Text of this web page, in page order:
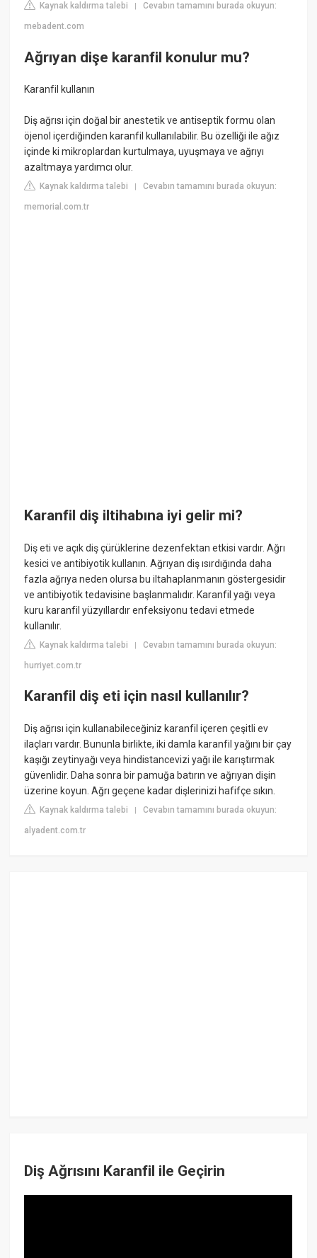
Kaynak kaldırma talebi |Cevabın tamamını burada okuyun:
mebadent.com
Ağrıyan dişe karanfil konulur mu?
Karanfil kullanın
Diş ağrısı için doğal bir anestetik ve antiseptik formu olan
öjenol içerdiğinden karanfil kullanılabilir. Bu özelliği ile ağız
içinde ki mikroplardan kurtulmaya, uyuşmaya ve ağrıyı
azaltmaya yardımcı olur.
Kaynak kaldırma talebi |Cevabın tamamını burada okuyun:
memorial.com.tr
Karanfil diş iltihabına iyi gelir mi?
Diş eti ve açık diş çürüklerine dezenfektan etkisi vardır. Ağrı
kesici ve antibiyotik kullanın. Ağrıyan diş ısırdığında daha
fazla ağrıya neden olursa bu iltahaplanmanın göstergesidir
ve antibiyotik tedavisine başlanmalıdır. Karanfil yağı veya
kuru karanfil yüzyıllardır enfeksiyonu tedavi etmede
kullanılır.
Kaynak kaldırma talebi |Cevabın tamamını burada okuyun:
hurriyet.com.tr
Karanfil diş eti için nasıl kullanılır?
Diş ağrısı için kullanabileceğiniz karanfil içeren çeşitli ev
ilaçları vardır. Bununla birlikte, iki damla karanfil yağını bir çay
kaşığı zeytinyağı veya hindistancevizi yağı ile karıştırmak
güvenlidir. Daha sonra bir pamuğa batırın ve ağrıyan dişin
üzerine koyun. Ağrı geçene kadar dişlerinizi hafifçe sıkın.
Kaynak kaldırma talebi |Cevabın tamamını burada okuyun:
alyadent.com.tr
Diş Ağrısını Karanfil ile Geçirin